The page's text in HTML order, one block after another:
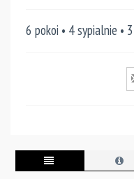
6 pokoi • 4 sypialnie •